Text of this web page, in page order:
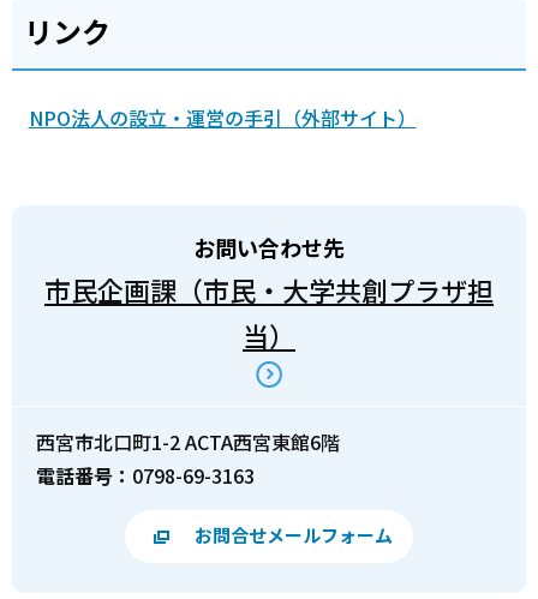
リンク
NPO法人の設立・運営の手引（外部サイト）
お問い合わせ先
市民企画課（市民・大学共創プラザ担
当）
西宮市北口町1-2 ACTA西宮東館6階
電話番号： 0798-69-3163
お問合せメールフォーム